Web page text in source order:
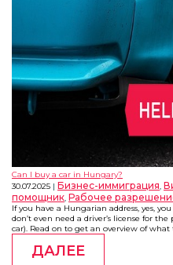
Can I buy a car in Hungary?
30.07.2025
Бизнес-иммиграция,
помощник, Рабочее
If you have a Hungarian address, yes,
don’t even need a driver’s license for
car). Read on to get an overview of
ДАЛЕЕ